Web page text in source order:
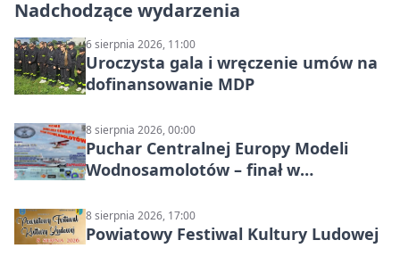
Nadchodzące wydarzenia
6 sierpnia 2026, 11:00
Uroczysta gala i wręczenie umów na
dofinansowanie MDP
8 sierpnia 2026, 00:00
Puchar Centralnej Europy Modeli
Wodnosamolotów – finał w
8 sierpnia 2026, 17:00
Powiatowy Festiwal Kultury Ludowej